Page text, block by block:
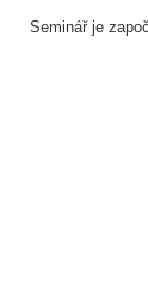
Seminář je